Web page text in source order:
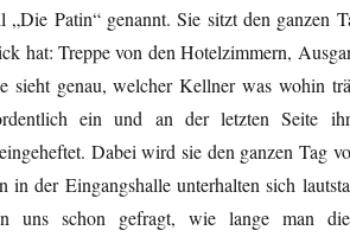
Patin“ genannt. Sie sitzt den ganzen
hat: Treppe von den Hotelzimmern,
sieht genau, welcher Kellner was wohin
ein und an der letzten Seite
Dabei wird sie den ganzen Tag
in der Eingangshalle unterhalten sich
uns schon gefragt, wie lange man